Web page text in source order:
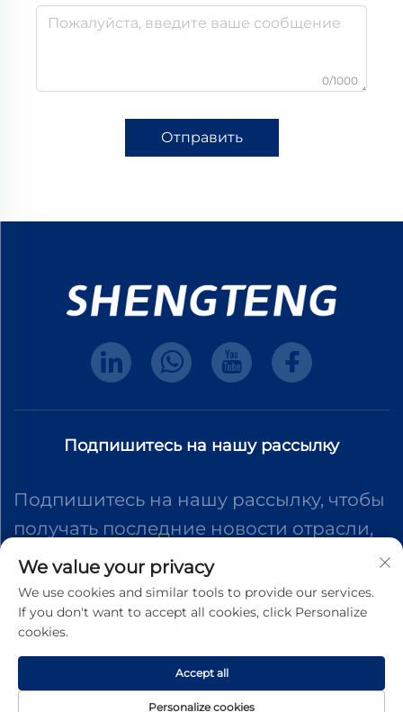
0/1000
Отправить
Подпишитесь на нашу рассылку
Подпишитесь на нашу рассылку, чтобы
получать последние новости отрасли,
обновления и идеи от нашей команды.
Подписаться
Авторское право © 2025 Dongguan Shengteng Plastic Hardware
We value your privacy
We use cookies and similar tools to provide our services.
If you don't want to accept all cookies, click Personalize
cookies.
Personalize cookies
Accept all